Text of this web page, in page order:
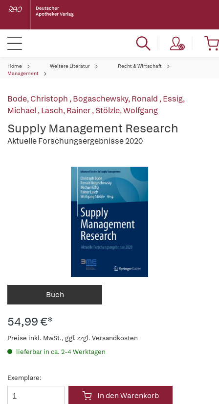
Home Weitere Literatur
Recht & Wirtschaft
Management
Bode, Christoph ,Bogaschewsky, Ronald ,Essig,
Michael ,Lasch, Rainer,Stölzle, Wolfgang
Supply Management Research
Aktuelle Forschungsergebnisse 2020
Buch
54,99 €*
Preise inkl. MwSt., ggf. zzgl. Versandkosten
lieferbar in ca. 2-4 Werktagen
Exemplare:
In den Warenkorb